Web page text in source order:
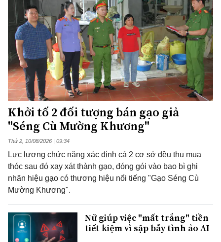
Khởi tố 2 đối tượng bán gạo giả
"Séng Cù Mường Khương"
Thứ 2, 10/08/2026 | 09:34
Lực lượng chức năng xác định cả 2 cơ sở đều thu mua
thóc sau đó xay xát thành gạo, đóng gói vào bao bì ghi
nhãn hiệu gạo có thương hiệu nổi tiếng "Gạo Séng Cù
Mường Khương".
Nữ giúp việc "mất trắng" tiền
tiết kiệm vì sập bẫy tình ảo AI